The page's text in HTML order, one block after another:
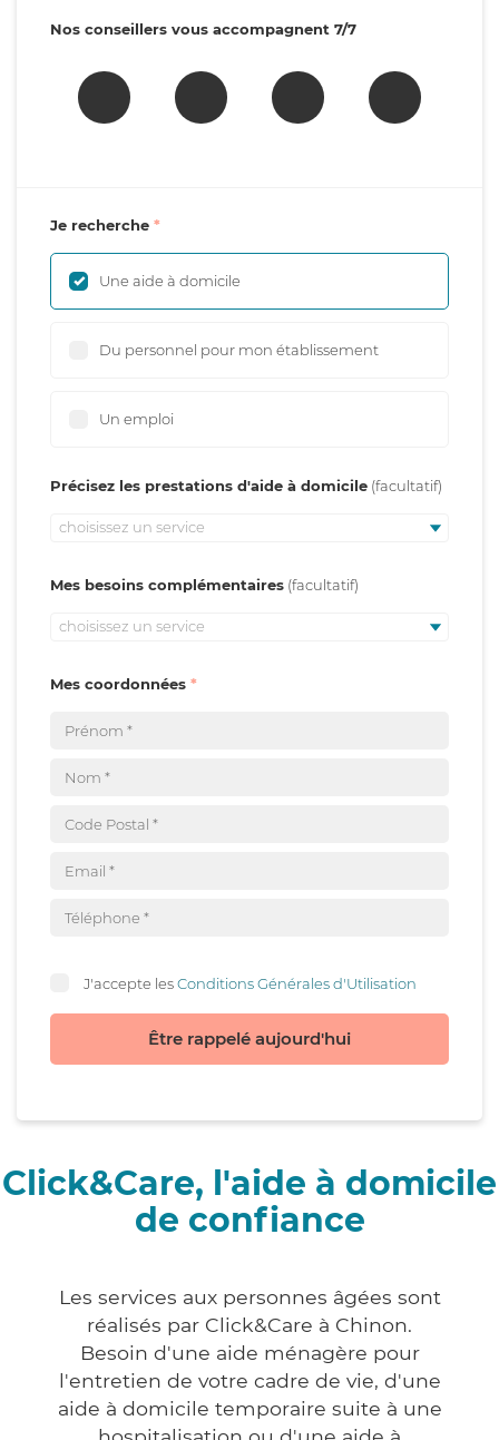
Nos conseillers vous accompagnent 7/7
Je recherche
Une aide à domicile
Du personnel pour mon établissement
Un emploi
Précisez les prestations d'aide à domicile
choisissez un service
Mes besoins complémentaires
choisissez un service
Mes coordonnées
J'accepte lesConditions Générales d'Utilisation
Être rappelé aujourd'hui
Click&Care, l'aide à domicile
de confiance
Les services aux personnes âgées sont
réalisés par Click&Care à Chinon.
Besoin d'une aide ménagère pour
l'entretien de votre cadre de vie, d'une
aide à domicile temporaire suite à une